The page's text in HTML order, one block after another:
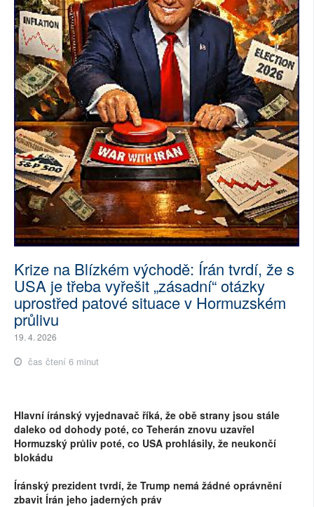
Krize na Blízkém východě: Írán tvrdí, že s
USA je třeba vyřešit „zásadní“ otázky
uprostřed patové situace v Hormuzském
průlivu
19. 4. 2026
čas čtení 6 minut
Hlavní íránský vyjednavač říká, že obě strany jsou stále
daleko od dohody poté, co Teherán znovu uzavřel
Hormuzský průliv poté, co USA prohlásily, že neukončí
blokádu
Íránský prezident tvrdí, že Trump nemá žádné oprávnění
zbavit Írán jeho jaderných práv